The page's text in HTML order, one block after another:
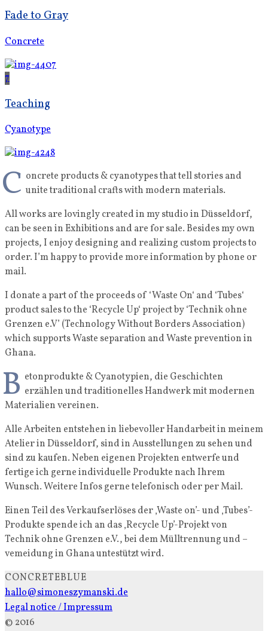
Fade to Gray
Concrete
7
Teaching
Cyanotype
C oncrete products & cyanotypes that tell stories and
unite traditional crafts with modern materials.
All works are lovingly created in my studio in Düsseldorf,
can be seen in Exhibitions and are for sale. Besides my own
projects, I enjoy designing and realizing custom projects to
order. I’m happy to provide more information by phone or
mail.
I donate a part of the proceeds of ‘Waste On‘ and ‘Tubes‘
product sales to the ‘Recycle Up‘ project by ‘Technik ohne
Grenzen e.V’ (Technology Without Borders Association)
which supports Waste separation and Waste prevention in
Ghana.
B etonprodukte & Cyanotypien, die Geschichten
erzählen und traditionelles Handwerk mit modernen
Materialien vereinen.
Alle Arbeiten entstehen in liebevoller Handarbeit in meinem
Atelier in Düsseldorf, sind in Ausstellungen zu sehen und
sind zu kaufen. Neben eigenen Projekten entwerfe und
fertige ich gerne individuelle Produkte nach Ihrem
Wunsch. Weitere Infos gerne telefonisch oder per Mail.
Einen Teil des Verkaufserlöses der ‚Waste on’- und ‚Tubes’-
Produkte spende ich an das ‚Recycle Up’-Projekt von
Technik ohne Grenzen e.V., bei dem Mülltrennung und –
vemeidung in Ghana untestützt wird.
CONCRETEBLUE
hallo@simoneszymanski.de
Legal notice / Impressum
© 2016